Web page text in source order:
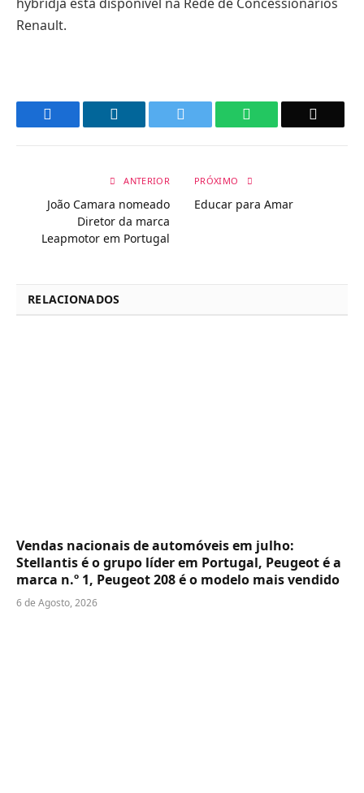
Renault.
WhatsApp
ANTERIOR
João Camara nomeado
Diretor da marca
Leapmotor em Portugal
PRÓXIMO
Educar para Amar
RELACIONADOS
Vendas nacionais de automóveis em julho:
Stellantis é o grupo líder em Portugal, Peugeot é a
marca n.º 1, Peugeot 208 é o modelo mais vendido
6 de Agosto, 2026